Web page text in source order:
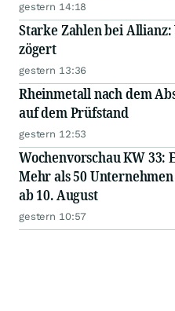
gestern 14:18
Starke Zahlen bei
zögert
gestern 13:36
Rheinmetall nach dem
auf dem Prüfstand
gestern 12:53
Wochenvorschau KW 33:
Mehr als 50
ab 10. August
gestern 10:57